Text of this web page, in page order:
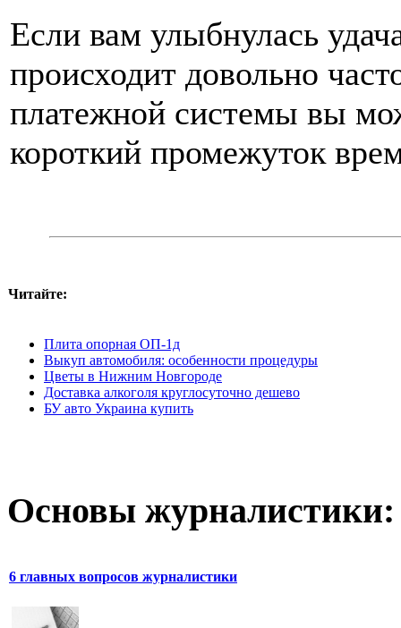
Если вам улыбнулась
происходит довольно
платежной системы вы
короткий промежуток
Читайте:
Плита опорная ОП-1д
Выкуп автомобиля: особенности процедуры
Цветы в Нижним Новгороде
Доставка алкоголя круглосуточно дешево
БУ авто Украина купить
Основы журналистики:
6 главных вопросов журналистики